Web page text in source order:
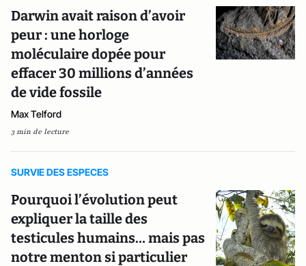
Darwin avait raison d’avoir
peur : une horloge
moléculaire dopée pour
effacer 30 millions d’années
de vide fossile
Max Telford
3 min de lecture
SURVIE DES ESPECES
Pourquoi l’évolution peut
expliquer la taille des
testicules humains… mais pas
notre menton si particulier